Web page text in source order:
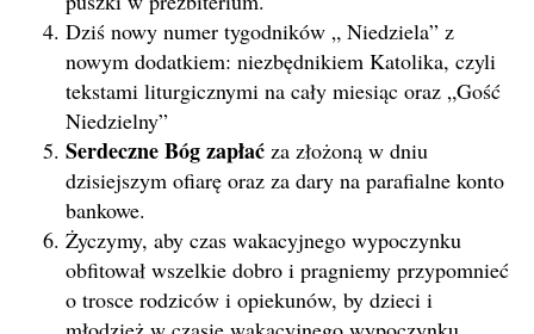
Dziś nowy numer tygodników „ Niedziela” z
nowym dodatkiem: niezbędnikiem Katolika, czyli
tekstami liturgicznymi na cały miesiąc oraz „Gość
Niedzielny”
Serdeczne Bóg zapłać za złożoną w dniu
dzisiejszym ofiarę oraz za dary na parafialne konto
bankowe.
Życzymy, aby czas wakacyjnego wypoczynku
obfitował wszelkie dobro i pragniemy przypomnieć
o trosce rodziców i opiekunów, by dzieci i